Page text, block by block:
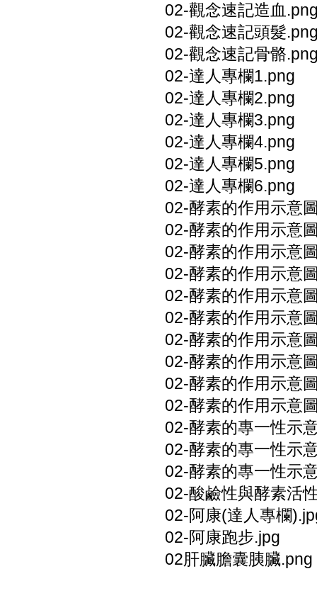
02-觀念速記造血
02-觀念速記頭髮
02-觀念速記骨骼
02-達人專欄1.png
02-達人專欄2.png
02-達人專欄3.png
02-達人專欄4.png
02-達人專欄5.png
02-達人專欄6.png
02-酵素的作用示意
02-酵素的作用示意
02-酵素的作用示意
02-酵素的作用示意
02-酵素的作用示意
02-酵素的作用示意
02-酵素的作用示意
02-酵素的作用示意
02-酵素的作用示意
02-酵素的作用示意
02-酵素的專一性示
02-酵素的專一性示
02-酵素的專一性示
02-酸鹼性與酵素活
02-阿康(達人專欄
02-阿康跑步.jpg
02肝臟膽囊胰臟.png